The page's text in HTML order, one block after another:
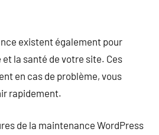
existent également pour
la santé de votre site. Ces
en cas de problème, vous
rapidement.
de la maintenance WordPress